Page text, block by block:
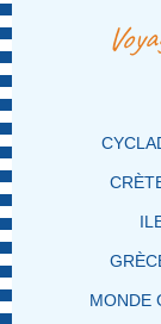
MENU
MASQUER LA
MASQUER
MONDE